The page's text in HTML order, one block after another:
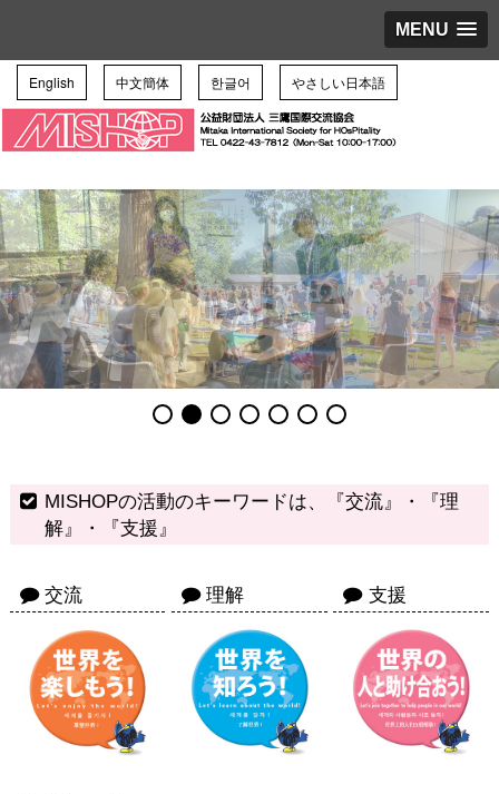
MENU
English 中文簡体 한글어 やさしい日本語
MISHOPの活動のキーワードは、『交流』・『理
解』・『支援』
交流 理解 支援